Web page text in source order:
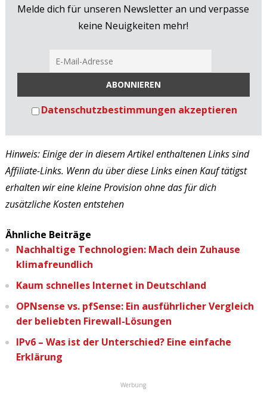
Melde dich für unseren Newsletter an und verpasse
keine Neuigkeiten mehr!
Datenschutzbestimmungen akzeptieren
Hinweis: Einige der in diesem Artikel enthaltenen Links sind
Affiliate-Links. Wenn du über diese Links einen Kauf tätigst
erhalten wir eine kleine Provision ohne das für dich
zusätzliche Kosten entstehen
Ähnliche Beiträge
Nachhaltige Technologien: Mach dein Zuhause
klimafreundlich
Kaum schnelles Internet in Deutschland
OPNsense vs. pfSense: Ein ausführlicher Vergleich
der beliebten Firewall-Lösungen
IPv6 – Was ist der Unterschied? Eine einfache
Erklärung
Werbung